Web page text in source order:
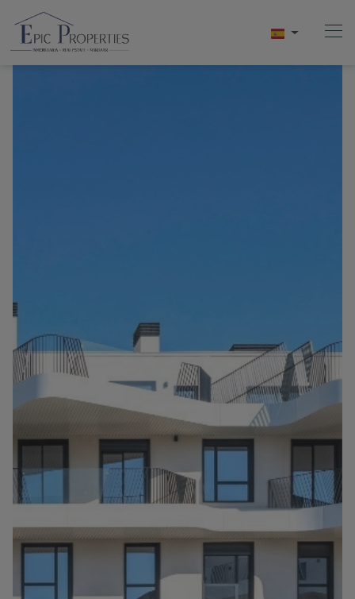
Información
Contacto